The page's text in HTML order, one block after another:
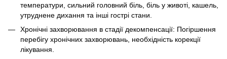
температури, сильний головний біль, біль у животі, кашель,
утруднене дихання та інші гострі стани.
Хронічні захворювання в стадії декомпенсації: Погіршення
перебігу хронічних захворювань, необхідність корекції
лікування.